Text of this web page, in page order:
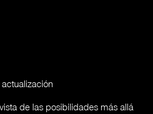
de las posibilidades más allá